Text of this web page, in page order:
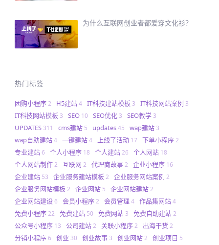
为什么互联网创业者都爱穿文化衫？
热门标签
团购小程序2 H5建站4 IT科技建站模板 3 IT科技网站案例 3
IT科技网站模板 3 SEO 10 SEO优化 3 SEO教学 3
UPDATES 311 cms建站 5 updates45 wap建站 3
wap自助建站4 一键建站4 上线了活动 17 下单小程序2
专业建站6 个人小程序 18 个人建站26 个人网站 18
个人网站制作2 互联网 2 代理商故事2 企业小程序 16
企业建站 53 企业服务建站模板 2 企业服务网站案例 2
企业服务网站模板 2 企业网站 5 企业网站建站2
企业网站建设6 会员小程序2 会员管理 4 作品集网站4
免费小程序22 免费建站 50 免费网站 3 免费自助建站2
公众号小程序 13 公司建站2 关联小程序2 出海干货2
分销小程序6 创业 30 创业故事 3 创业网站2 创业项目 5